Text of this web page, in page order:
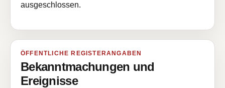
ausgeschlossen.
ÖFFENTLICHE REGISTERANGABEN
Bekanntmachungen und
Ereignisse